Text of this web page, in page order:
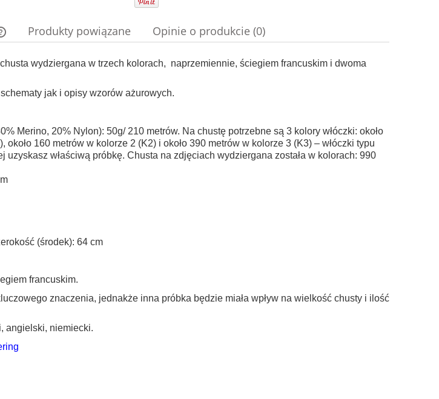
Cena nie zawiera ewentualnych kosztów
Produkty powiązane Opinie o produkcie (0)
chusta wydziergana w trzech kolorach, naprzemiennie, ściegiem francuskim i dwoma
jak i opisy wzorów ażurowych.
Merino, 20% Nylon): 50g/ 210 metrów. Na chustę potrzebne są 3 kolory włóczki: około
około 160 metrów w kolorze 2 (K2) i około 390 metrów w kolorze 3 (K3) – włóczki typu
uzyskasz właściwą próbkę. Chusta na zdjęciach wydziergana została w kolorach: 990
(środek): 64 cm
francuskim.
znaczenia, jednakże inna próbka będzie miała wpływ na wielkość chusty i ilość
angielski, niemiecki.